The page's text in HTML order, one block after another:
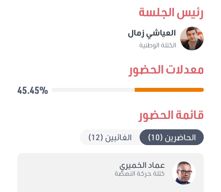
رئيس الجلسة
العياشي زمال
الكتلة الوطنية
معدلات الحضور
45.45%
قائمة الحضور
الحاضرين (10) الغائبين (12)
عماد الخميري
كتلة حركة النهضة